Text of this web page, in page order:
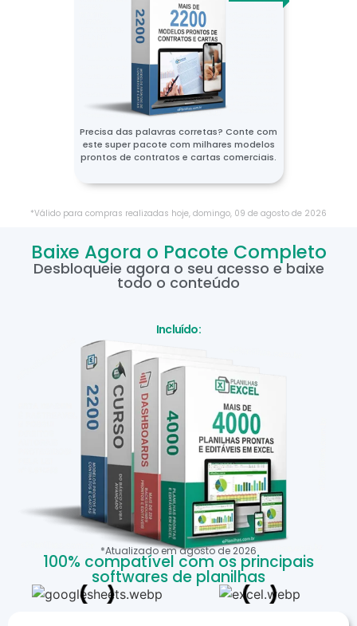
Precisa das palavras corretas? Conte com
este super pacote com milhares modelos
prontos de contratos e cartas comerciais.
*Válido para compras realizadas hoje, domingo, 09 de agosto de 2026
Baixe Agora o Pacote Completo
Desbloqueie agora o seu acesso e baixe
todo o conteúdo
Incluído:
*Atualizado emagostode 2026
100% compatível com os principais
softwares de planilhas